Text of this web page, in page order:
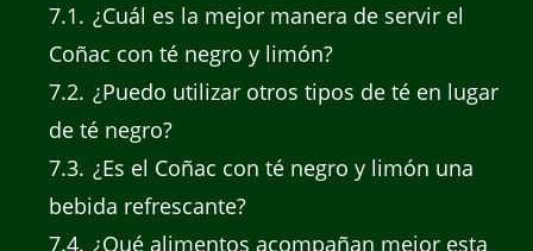
7.1
¿Cuál es la mejor manera de servir el
Coñac con té negro y limón?
7.2 ¿Puedo utilizar otros tipos de té en lugar
de té negro?
7.3 ¿Es el Coñac con té negro y limón una
bebida refrescante?
7.4 ¿Qué alimentos acompañan mejor esta